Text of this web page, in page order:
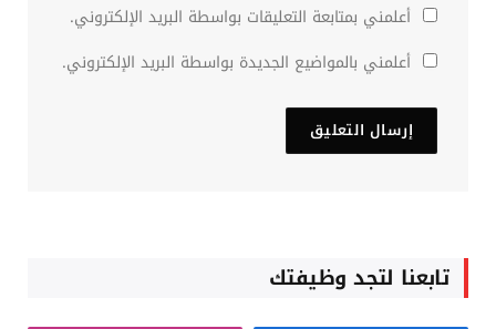
أعلمني بمتابعة التعليقات بواسطة البريد الإلكتروني.
أعلمني بالمواضيع الجديدة بواسطة البريد الإلكتروني.
تابعنا لتجد وظيفتك